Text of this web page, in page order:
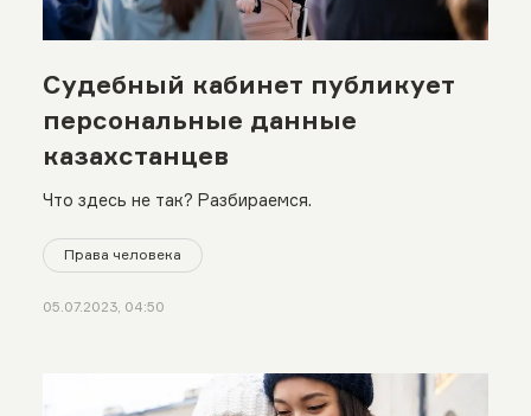
Судебный кабинет публикует
персональные данные
казахстанцев
Что здесь не так? Разбираемся.
Права человека
05.07.2023, 04:50